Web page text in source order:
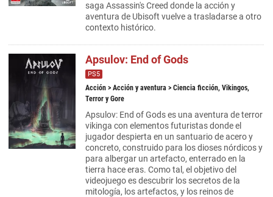
saga Assassin's Creed donde la acción y
aventura de Ubisoft vuelve a trasladarse a otro
contexto histórico.
Apsulov: End of Gods
PS5
Acción > Acción y aventura > Ciencia ficción, Vikingos,
Terror y Gore
Apsulov: End of Gods es una aventura de terror
vikinga con elementos futuristas donde el
jugador despierta en un santuario de acero y
concreto, construido para los dioses nórdicos y
para albergar un artefacto, enterrado en la
tierra hace eras. Como tal, el objetivo del
videojuego es descubrir los secretos de la
mitología, los artefactos, y los reinos de